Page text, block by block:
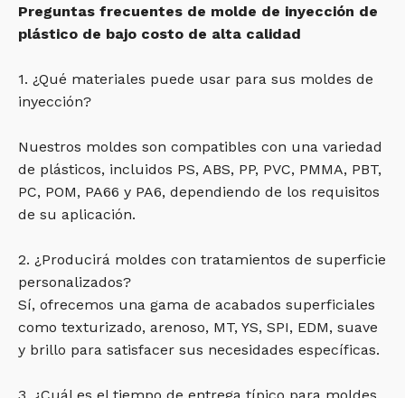
Preguntas frecuentes de molde de inyección de
plástico de bajo costo de alta calidad
1. ¿Qué materiales puede usar para sus moldes de
inyección?
Nuestros moldes son compatibles con una variedad
de plásticos, incluidos PS, ABS, PP, PVC, PMMA, PBT,
PC, POM, PA66 y PA6, dependiendo de los requisitos
de su aplicación.
2. ¿Producirá moldes con tratamientos de superficie
personalizados?
Sí, ofrecemos una gama de acabados superficiales
como texturizado, arenoso, MT, YS, SPI, EDM, suave
y brillo para satisfacer sus necesidades específicas.